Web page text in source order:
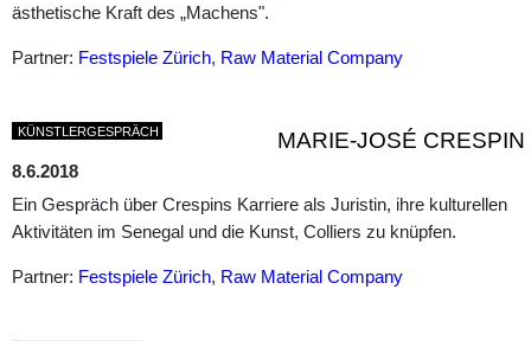
ästhetische Kraft des „Machens".
Partner: Festspiele Zürich, Raw Material Company
MARIE-JOSÉ CRESPIN
KÜNSTLERGESPRÄCH
8.6.2018
Ein Gespräch über Crespins Karriere als Juristin, ihre kulturellen
Aktivitäten im Senegal und die Kunst, Colliers zu knüpfen.
Partner: Festspiele Zürich, Raw Material Company